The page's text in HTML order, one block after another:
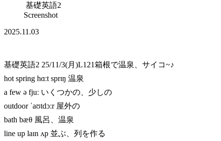
基礎英語2
Screenshot
2025.11.03
基礎英語2 25/11/3(月)L121箱根で温泉、サイコ~♪
hot spring hɑːt sprɪŋ 温泉
a few ə fjuː いくつかの、少しの
outdoor ˈaʊtdɔːr 屋外の
bath bæθ 風呂、温泉
line up laɪn ʌp 並ぶ、列を作る